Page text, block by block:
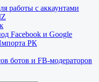
работы с аккаунтами
Facebook и Google
РК
ботов и FB-модераторов